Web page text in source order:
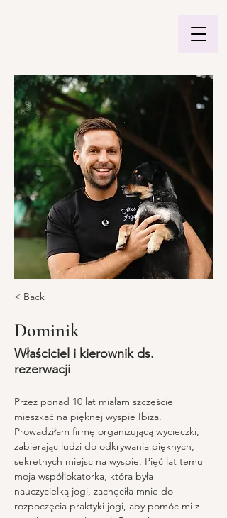
< Back
Dominik
Właściciel i kierownik ds.
rezerwacji
Przez ponad 10 lat miałam szczęście
mieszkać na pięknej wyspie Ibiza.
Prowadziłam firmę organizującą wycieczki,
zabierając ludzi do odkrywania pięknych,
sekretnych miejsc na wyspie. Pięć lat temu
moja współlokatorka, która była
nauczycielką jogi, zachęciła mnie do
rozpoczęcia praktyki jogi, aby pomóc mi z